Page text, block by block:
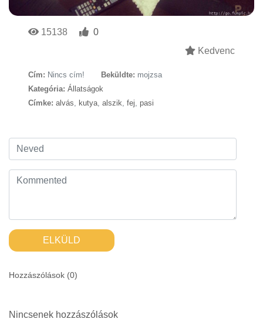
15138
0
Kedvenc
Cím: Nincs cím! Beküldte: mojzsa
Kategória: Állatságok
Címke: alvás, kutya, alszik, fej, pasi
ELKÜLD
Hozzászólások (0)
Nincsenek hozzászólások